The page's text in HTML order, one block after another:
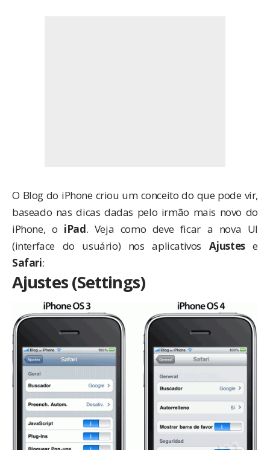
O Blog do iPhone criou um conceito do que pode vir,
baseado nas dicas dadas pelo irmão mais novo do
iPhone, o iPad. Veja como deve ficar a nova UI
(interface do usuário) nos aplicativos Ajustese
Safari:
Ajustes (Settings)